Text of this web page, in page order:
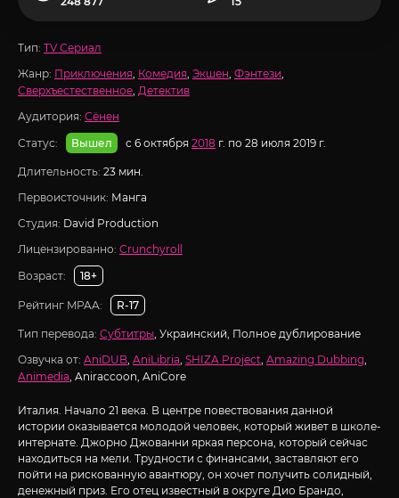
Тип: TV Сериал
Жанр: Приключения, Комедия, Экшен, Фэнтези,
Сверхъестественное, Детектив
Аудитория: Сёнен
Статус:
Вышел с 6 октября 2018 г. по 28 июля 2019 г.
Длительность: 23 мин.
Первоисточник: Манга
Студия: David Production
Лицензированно: Crunchyroll
Возраст:
18+
Рейтинг MPAA: R-17
Тип перевода: Субтитры, Украинский, Полное дублирование
Озвучка от: AniDUB, AniLibria, SHIZA Project, Amazing Dubbing,
Animedia, Aniraccoon, AniCore
Италия. Начало 21 века. В центре повествования данной
истории оказывается молодой человек, который живет в школе-
интернате. Джорно Джованни яркая персона, который сейчас
находиться на мели. Трудности с финансами, заставляют его
пойти на рискованную авантюру, он хочет получить солидный,
денежный приз. Его отец известный в округе Дио Брандо,